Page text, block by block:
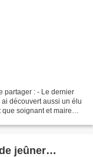
partager : - Le dernier
découvert aussi un élu
soignant et maire
jeûner…